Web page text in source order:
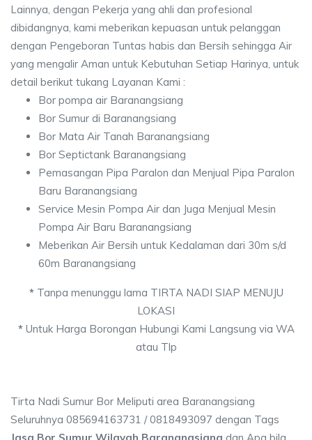
Lainnya, dengan Pekerja yang ahli dan profesional
dibidangnya, kami meberikan kepuasan untuk pelanggan
dengan Pengeboran Tuntas habis dan Bersih sehingga Air
yang mengalir Aman untuk Kebutuhan Setiap Harinya, untuk
detail berikut tukang Layanan Kami :
Bor pompa air Baranangsiang
Bor Sumur di Baranangsiang
Bor Mata Air Tanah Baranangsiang
Bor Septictank Baranangsiang
Pemasangan Pipa Paralon dan Menjual Pipa Paralon
Baru Baranangsiang
Service Mesin Pompa Air dan Juga Menjual Mesin
Pompa Air Baru Baranangsiang
Meberikan Air Bersih untuk Kedalaman dari 30m s/d
60m Baranangsiang
*Tanpa menunggu lama TIRTA NADI SIAP MENUJU
LOKASI
*Untuk Harga Borongan Hubungi Kami Langsung via WA
atau Tlp
Tirta Nadi Sumur Bor Meliputi area Baranangsiang
Seluruhnya 085694163731 / 0818493097 dengan Tags